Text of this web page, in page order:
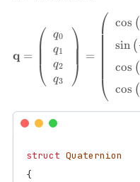
q =
⎝
⎛ q0
q1
q2
q3 ⎠
⎞ =
⎝
⎛ cos (
sin (
cos (
cos (
struct Quaternion
{